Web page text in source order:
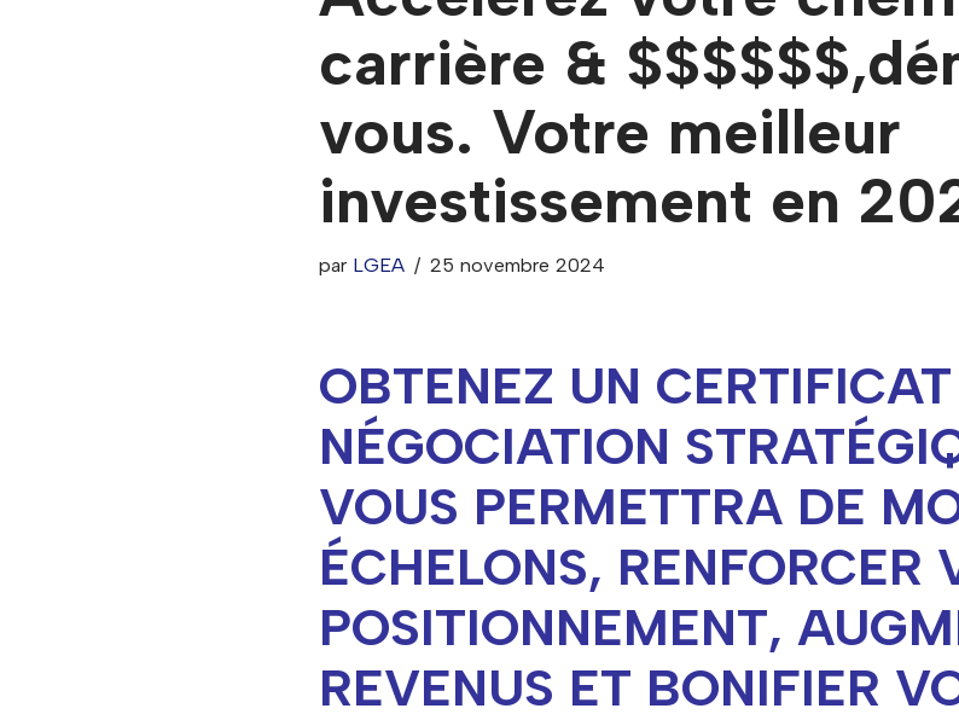
carrière &
vous. Votre meilleur
investissement en
par LGEA 25 novembre 2024
OBTENEZ UN
NÉGOCIATION
VOUS PERMETTRA DE
ÉCHELONS, RENFORCER
POSITIONNEMENT,
REVENUS ET BONIFIER